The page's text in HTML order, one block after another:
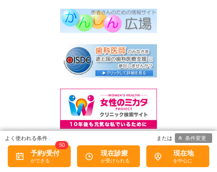
《掲載している情報についてのご注意》
掲載している各種情報は、ミーカンパニー株式会社および株式会
予約/受付
50
現在診療 現在地
条件変更